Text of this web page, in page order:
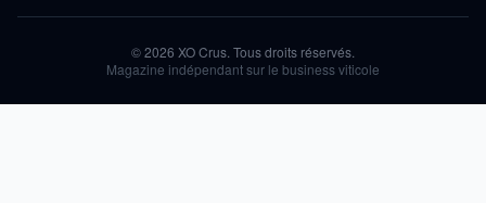
© 2026 XO Crus. Tous droits réservés.
Magazine indépendant sur le business viticole